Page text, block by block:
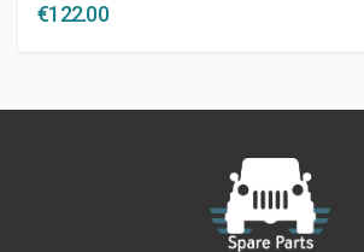
€122.00